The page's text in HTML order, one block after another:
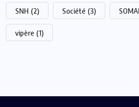
SNH (2) Société (3)
vipère (1)